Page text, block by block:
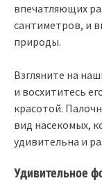
впечатляющих
сантиметров, и
природы.
Взгляните на
и восхититесь
красотой.
вид насекомых,
удивительна и
Удивительное